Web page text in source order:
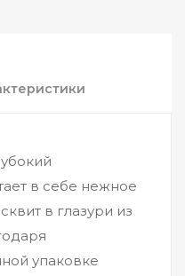
в себе нежное
в глазури из
упаковке